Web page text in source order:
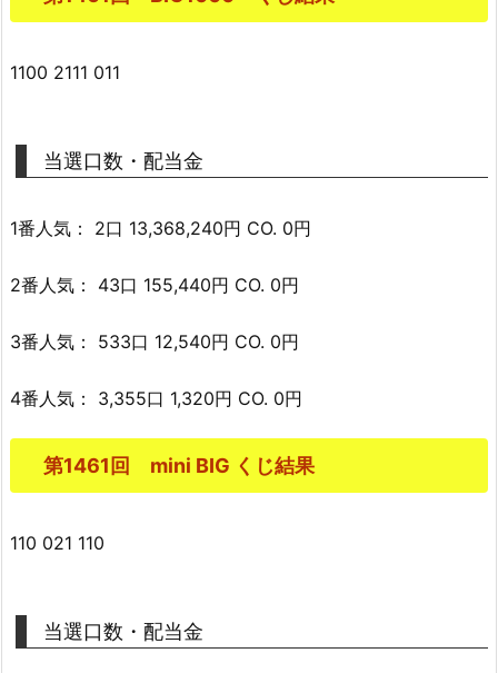
1100 2111 011
当選口数・配当金
1番人気： 2口 13,368,240円 CO. 0円
2番人気： 43口 155,440円 CO. 0円
3番人気： 533口 12,540円 CO. 0円
4番人気： 3,355口 1,320円 CO. 0円
第1461回 mini BIG くじ結果
110 021 110
当選口数・配当金